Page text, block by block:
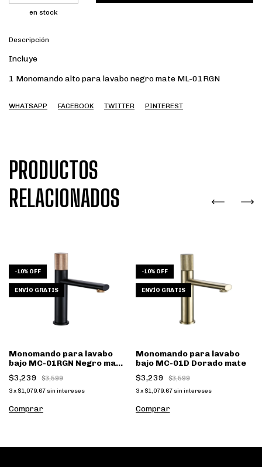
en stock
Descripción
Incluye
1 Monomando alto para lavabo negro mate ML-01RGN
WHATSAPP FACEBOOK TWITTER PINTEREST
PRODUCTOS
RELACIONADOS
-10% OFF
ENVÍO GRATIS
Monomando para lavabo
bajo MC-01RGN Negro mate
y Rose gold
$3,239 $3,599
3x $1,079.67 sin intereses
-10% OFF
ENVÍO GRATIS
Monomando para lavabo
bajo MC-01D Dorado mate
$3,239
$3,599
3 x $1,079.67 sin intereses